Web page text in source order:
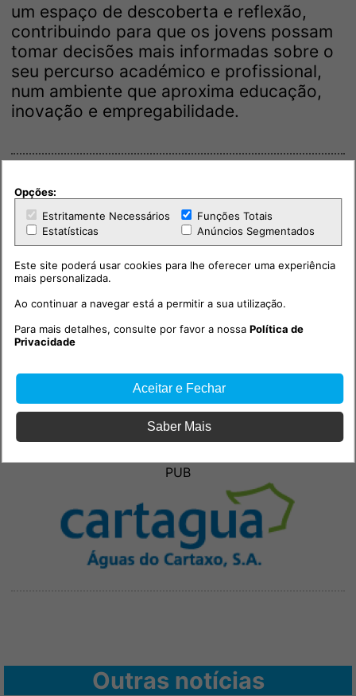
um espaço de descoberta e reflexão,
contribuindo para que os jovens possam
tomar decisões mais informadas sobre o
seu percurso académico e profissional,
num ambiente que aproxima educação,
inovação e empregabilidade.
PUB
Outras notícias
Opções:
Estritamente Necessários
Funções Totais
Estatísticas
Anúncios Segmentados
Este site poderá usar cookies para lhe oferecer uma experiência
mais personalizada.
Ao continuar a navegar está a permitir a sua utilização.
Para mais detalhes, consulte por favor a nossaPolítica de
Privacidade
Aceitar e Fechar
Saber Mais